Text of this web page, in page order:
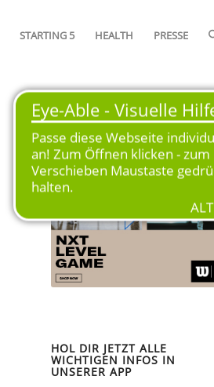
STARTING 5 HEALTH PRESSE
OFFIZIELLER SPIELBALL DER
SAISON 2024/25
HOL DIR JETZT ALLE
WICHTIGEN INFOS IN
UNSERER APP